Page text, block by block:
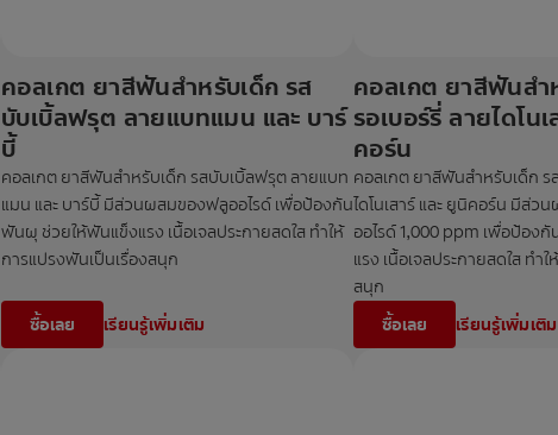
คอลเกต ยาสีฟันสำหรับเด็ก รส
บับเบิ้ลฟรุต ลายแบทแมน และ บาร์
บี้
คอลเกต ยาสีฟันสำหรับเด็ก รสบับเบิ้ลฟรุต ลายแบท
แมน และ บาร์บี้ มีส่วนผสมของฟลูออไรด์ เพื่อป้องกัน
ฟันผุ ช่วยให้ฟันแข็งแรง เนื้อเจลประกายสดใส ทำให้
การแปรงฟันเป็นเรื่องสนุก
ซื้อเลย เรียนรู้เพิ่มเติม
คอลเกต ยาสีฟันสำ
รอเบอร์รี่ ลายไดโน
คอร์น
คอลเกต ยาสีฟันสำหรับเด็ก ร
ไดโนเสาร์ และ ยูนิคอร์น มีส่
ออไรด์ 1,000 ppm เพื่อป้อง
แรง เนื้อเจลประกายสดใส ทำ
สนุก
ซื้อเลย
เรียนรู้เพิ่มเติม